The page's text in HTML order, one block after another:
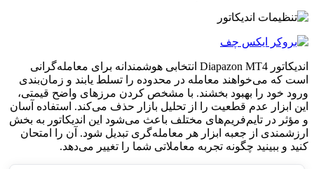
اندیکاتور Diapazon MT4 انتخابی هوشمندانه برای معامله‌گرانی
است که می‌خواهند معامله در محدوده را تسلط یابند و زمان‌بندی
ورود خود را بهبود بخشند. با مشخص کردن مرزهای واضح قیمتی،
این ابزار عدم قطعیت را از تحلیل بازار حذف می‌کند. استفاده آسان
و مؤثر در تایم‌فریم‌های مختلف باعث می‌شود این اندیکاتور به بخش
ارزشمندی از جعبه ابزار هر معامله‌گری تبدیل شود. آن را امتحان
کنید و ببینید چگونه تجربه معاملاتی شما را تغییر می‌دهد.